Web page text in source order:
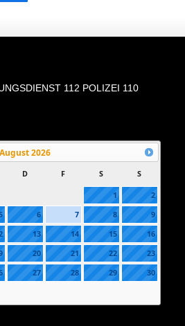
112 POLIZEI 110
August2026
D F S S
1
2
6 7 8
9
13 14 15
16
20 21 22
23
27 28 29
30